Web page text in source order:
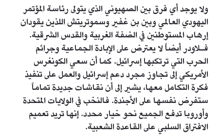
ولا يوجد أي فرق بين الصهيوني الذي يتولى رئاسة المؤتمر
اليهودي العالمي وبين بن غفير وسموتريتش اللذين يقودان
إرهاب المستوطنين في الضفة الغربية والقدس الشرقية.
فـلاودر أيضاً لا يعترض على الإبادة الجماعية وجرائم
الحرب التي ترتكبها إسرائيل. كما أن سعي الكونغرس
الأمريكي إلى تجاوز مجرد دعم إسرائيل والعمل على تنفيذ
فكرة التكامل معها، يشير إلى أن نقاشات جديدة تماماً
ستفرض نفسها على الأجندة. فالنخب في الولايات المتحدة
وأوروبا تدفع الجميع نحو خيار محدد. إنها تريد تعميم
الافتراق السلبي على القاعدة الشعبية.